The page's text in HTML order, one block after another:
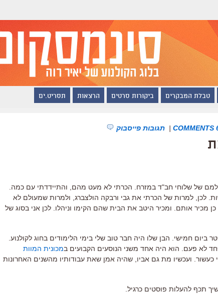
טבלת המבקרים ביקורות סרטים הרצאות תסריט.ים
6
| תגובות פייסבוק
של שלוחי חב"ד במזרח. הכרתי לא מעט מהם, והתיידדתי עם כמה.
לכן, למרות של הכרתי את גבי ורבקה הולצברג, ולמרות שמעולם לא
כן מכיר אותם. ומכיר היטב את הבית שהם הקימו וניהלו. לכן אני בסוג של
ביום חמישי. הבן שלו היה חבר טוב שלי בימי הלימודים בחוג לקולנוע.
יחד לא פעם. הוא היה אחד משני הנוסעים הקבועים במכונית המוות
כעשור. ועכשיו מת גם אביו, שהיה אמן שאת עבודותיו מהשנים האחרונות
תכף להעלות פוסטים כרגיל.